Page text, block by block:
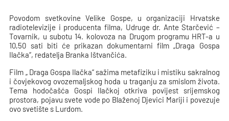
Povodom svetkovine Velike Gospe, u organizaciji Hrvatske
radiotelevizije i producenta filma, Udruge dr. Ante Starčević –
Tovarnik, u subotu 14. kolovoza na Drugom programu HRT-a u
10,50 sati biti će prikazan dokumentarni film „Draga Gospa
Ilačka“, redatelja Branka Ištvančića.
Film „ Draga Gospa Ilačka“ sažima metafiziku i mistiku sakralnog
i čovjekovog ovozemaljskog hoda u traganju za smislom života.
Tema hodočašća Gospi Ilačkoj otkriva povijest srijemskog
prostora, pojavu svete vode po Blaženoj Djevici Mariji i povezuje
ovo svetište s Lurdom.